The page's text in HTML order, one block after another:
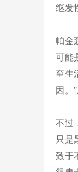
继发
帕金
可能
至生
因。
不过
只是
致于